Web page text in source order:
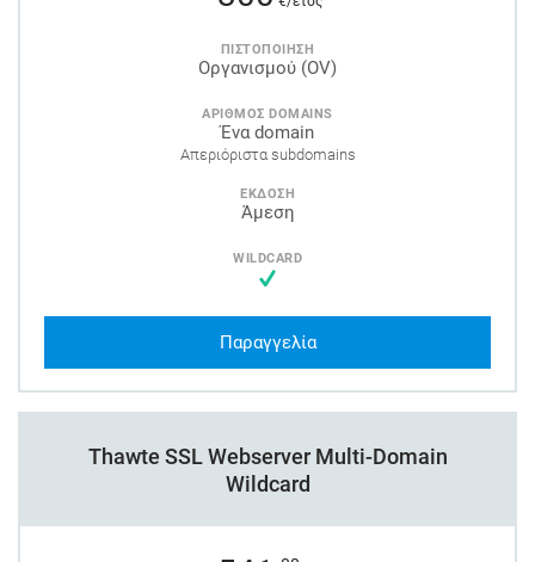
ΠΙΣΤΟΠΟΙΗΣΗ
Οργανισμού (OV)
ΑΡΙΘΜΟΣ DOMAINS
Ένα domain
Απεριόριστα subdomains
ΕΚΔΟΣΗ
Άμεση
WILDCARD
Παραγγελία
Thawte SSL Webserver Multi-Domain
Wildcard